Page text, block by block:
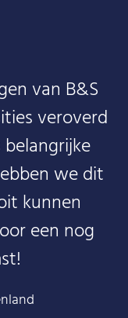
van B&S
veroverd
we dit
kunnen
een nog